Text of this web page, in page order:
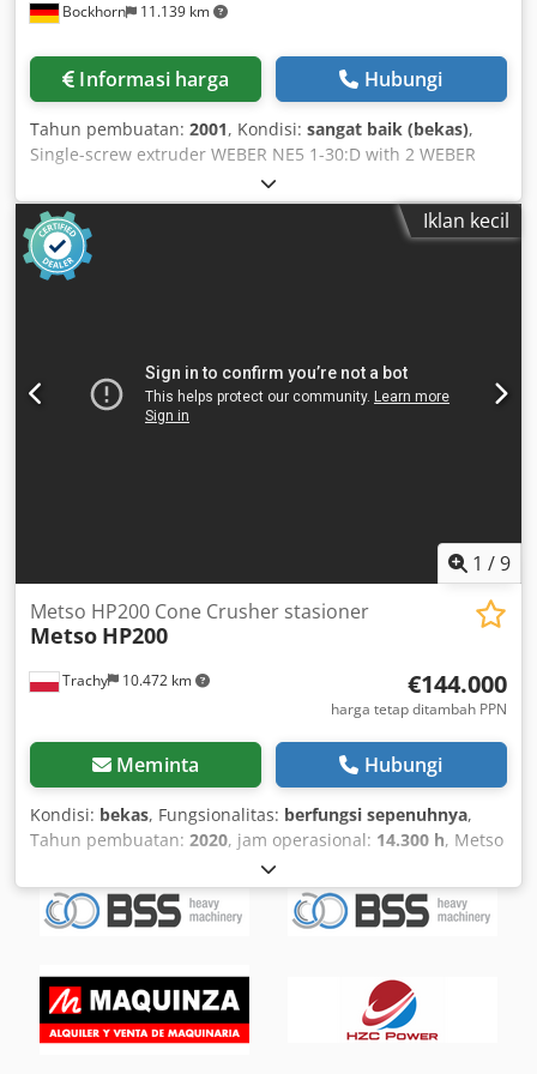
jib hook), the end of the cable is secured at the side of the
are routed inside the mast) This listing concerns the Mini
Crane BG Lift M250 equipped with: • 900 kg winch (65m) •
hook • Pulley set (single line rigging) • Pulley set (triple line
rigging) • White tracks Diesel engine hours: 11,522 Electric
Bockhorn 11.139 km
Informasi harga Hubungi
Tahun pembuatan: 2001, Kondisi: sangat baik (bekas),
Single-screw extruder WEBER NE5 1-30:D with 2 WEBER
ZE30 co-extruders Year of manufacture: 2001 Output:
approx. 200 kg/h Screw diameter: 50 mm Application:
Suitable for PE, PP, or three-layer pipe production, or for
sheathing pipes with strip application The line was used
for manufacturing heating pipes Condition: Very good 2
Bockhorn/Grabstede, Germany
Iklan kecil
1 /9
Trachy 10.472 km
Metso HP200 Cone Crusher stasioner
Metso HP200
€144.000
harga tetap ditambah PPN
Meminta Hubungi
Kondisi: bekas, Fungsionalitas: berfungsi sepenuhnya,
Tahun pembuatan: 2020, jam operasional: 14.300 h, Metso
Nordberg HP200 – Stożkowa kruszarka na sprzedaż
Przepracowane godziny: 14 300 Stan: W pełni sprawna,
obecnie eksploatowana, regularnie serwisowana Opis
modeli w swojej klasie. Maszyna jest nadal używana na co
dzień, konserwowana zgodnie z wytycznymi producenta i
utrzymywana w bardzo dobrym stanie technicznym.